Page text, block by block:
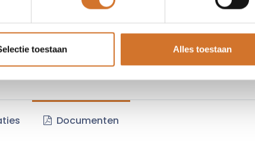
toestaan Alles toestaan
Algemene voorwaarden :
Documenten